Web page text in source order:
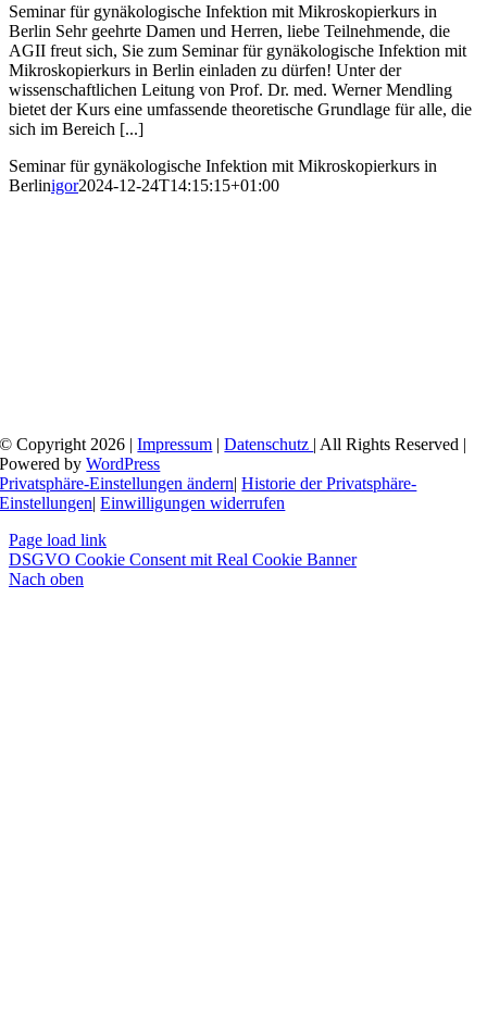
Seminar für gynäkologische Infektion mit Mikroskopierkurs in
Berlin Sehr geehrte Damen und Herren, liebe Teilnehmende, die
AGII freut sich, Sie zum Seminar für gynäkologische Infektion mit
Mikroskopierkurs in Berlin einladen zu dürfen! Unter der
wissenschaftlichen Leitung von Prof. Dr. med. Werner Mendling
bietet der Kurs eine umfassende theoretische Grundlage für alle, die
sich im Bereich [...]
Seminar für gynäkologische Infektion mit Mikroskopierkurs in
Berlinigor2024-12-24T14:15:15+01:00
© Copyright 2026 |Impressum |Datenschutz | All Rights Reserved |
Powered byWordPress
Privatsphäre-Einstellungen ändern|Historie der Privatsphäre-
Einstellungen|Einwilligungen widerrufen
Page load link
DSGVO Cookie Consent mit Real Cookie Banner
Nach oben